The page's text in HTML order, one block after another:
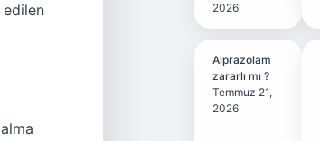
2026
Alprazolam
zararlı mı ?
Temmuz 21,
2026